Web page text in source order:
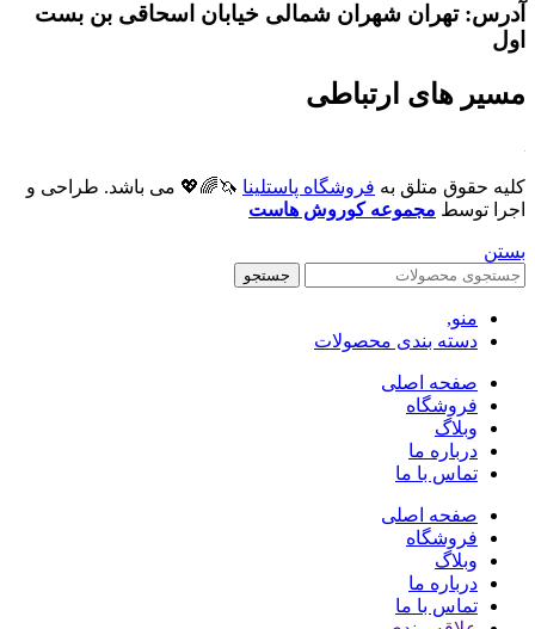
آدرس: تهران شهران شمالی خیابان اسحاقی بن بست
اول
مسیر های ارتباطی
کلیه حقوق متلق به فروشگاه پاستلینا 🦄🌈💖 می باشد. طراحی و
اجرا توسط مجموعه کوروش هاست
بستن
جستجو
منو,
دسته بندی محصولات
صفحه اصلی
فروشگاه
وبلاگ
درباره ما
تماس با ما
صفحه اصلی
فروشگاه
وبلاگ
درباره ما
تماس با ما